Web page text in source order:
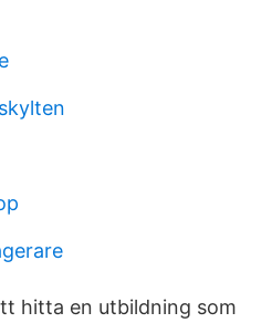
hitta en utbildning som